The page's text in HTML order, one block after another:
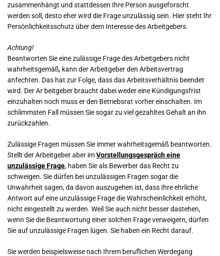
zusammenhängt und stattdessen Ihre Person ausgeforscht
werden soll, desto eher wird die Frage unzulässig sein. Hier steht Ihr
Persönlichkeitsschutz über dem Interesse des Arbeitgebers.
Achtung!
Beantworten Sie eine zulässige Frage des Arbeitgebers nicht
wahrheitsgemäß, kann der Arbeitgeber den Arbeitsvertrag
anfechten. Das hat zur Folge, dass das Arbeitsverhältnis beendet
wird. Der Ar beitgeber braucht dabei weder eine Kündigungsfrist
einzuhalten noch muss er den Betriebsrat vorher einschalten. Im
schlimmsten Fall müssen Sie sogar zu viel gezahltes Gehalt an ihn
zurückzahlen.
Zulässige Fragen müssen Sie immer wahrheitsgemäß beantworten.
Stellt der Arbeitgeber aber imVorstellungsgespräch eine
unzulässige Frage, haben Sie als Bewerber das Recht zu
schweigen. Sie dürfen bei unzulässigen Fragen sogar die
Unwahrheit sagen, da davon auszugehen ist, dass Ihre ehrliche
Antwort auf eine unzulässige Frage die Wahrscheinlichkeit erhöht,
nicht eingestellt zu werden. Weil Sie auch nicht besser dastehen,
wenn Sie die Beantwortung einer solchen Frage verweigern, dürfen
Sie auf unzulässige Fragen lügen. Sie haben ein Recht darauf.
Sie werden beispielsweise nach Ihrem beruflichen Werdegang